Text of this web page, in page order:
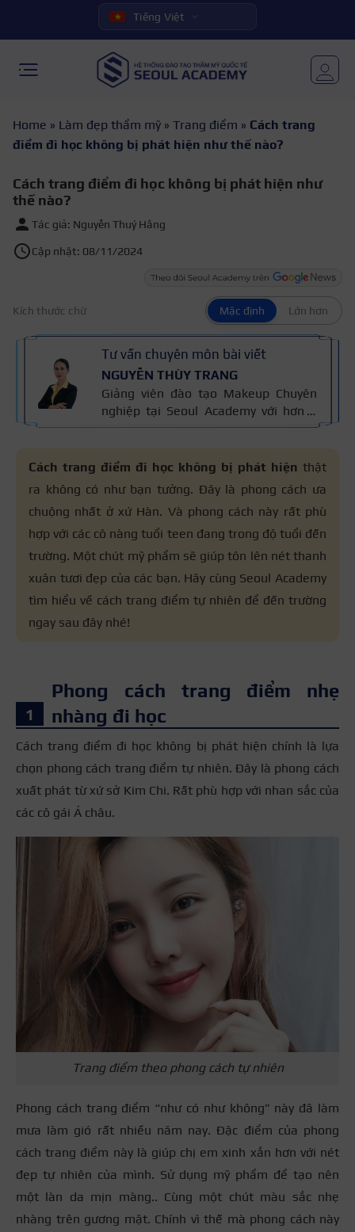
Tiếng Việt
Home » Làm đẹp thẩm mỹ » Trang điểm » Cách trang
điểm đi học không bị phát hiện như thế nào?
Cách trang điểm đi học không bị phát hiện như
thế nào?
Tác giả: Nguyễn Thuý Hằng
Cập nhật: 08/11/2024
Kích thước chữ Mặc định Lớn hơn
Tư vấn chuyên môn bài viết
NGUYỄN THÙY TRANG
Giảng viên đào tạo Makeup Chuyên
nghiệp tại Seoul Academy với hơn 5
năm kinh nghiệm đào tạo, đã giảng
trang điểm. Đào tạo makeup cá nhân,
cô dâu, sự kiện, thời trang – chụp ảnh
và thiết kế layout trang điểm theo
khuôn mặt. Bài viết được biên soạn
dựa trên giáo trình makeup và kinh
nghiệm giảng dạy.
Cách trang điểm đi học không bị phát hiện thật
ra không có như bạn tưởng. Đây là phong cách ưa
chuộng nhất ở xứ Hàn. Và phong cách này rất phù
hợp với các cô nàng tuổi teen đang trong độ tuổi đến
trường. Một chút mỹ phẩm sẽ giúp tôn lên nét thanh
xuân tươi đẹp của các bạn. Hãy cùng Seoul Academy
tìm hiểu về cách trang điểm tự nhiên để đến trường
ngay sau đây nhé!
Phong cách trang điểm nhẹ
nhàng đi học
Cách trang điểm đi học không bị phát hiện chính là lựa
chọn phong cách trang điểm tự nhiên. Đây là phong cách
xuất phát từ xứ sở Kim Chi. Rất phù hợp với nhan sắc của
các cô gái Á châu.
Trang điểm theo phong cách tự nhiên
Phong cách trang điểm “như có như không” này đã làm
mưa làm gió rất nhiều năm nay. Đặc điểm của phong
cách trang điểm này là giúp chị em xinh xắn hơn với nét
đẹp tự nhiên của mình. Sử dụng mỹ phẩm để tạo nên
một làn da mịn màng.. Cùng một chút màu sắc nhẹ
nhàng trên gương mặt. Chính vì thế mà phong cách này